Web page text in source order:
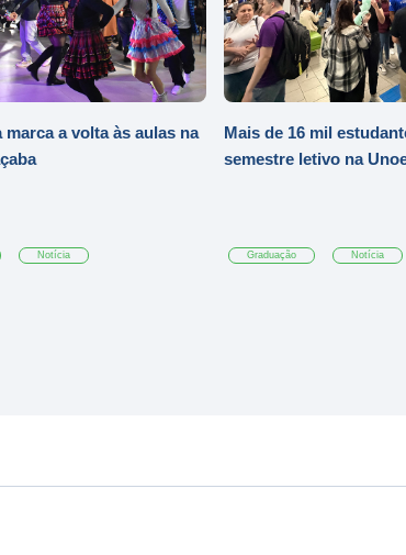
marca a volta às aulas na
Notícia
Mais de 16 mil
semestre letivo na
Graduação Notícia